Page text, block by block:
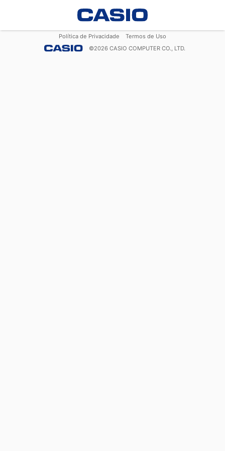
Política de Privacidade
Termos de Uso
©2026 CASIO COMPUTER CO., LTD.